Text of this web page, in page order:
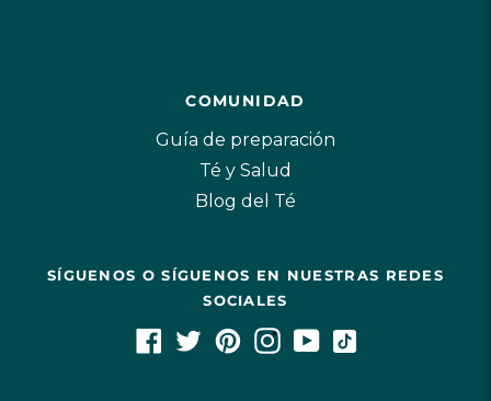
COMUNIDAD
Guía de preparación
Té y Salud
Blog del Té
SÍGUENOS O SÍGUENOS EN NUESTRAS REDES
SOCIALES